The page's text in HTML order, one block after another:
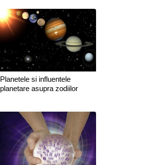
Planetele si influentele
planetare asupra zodiilor